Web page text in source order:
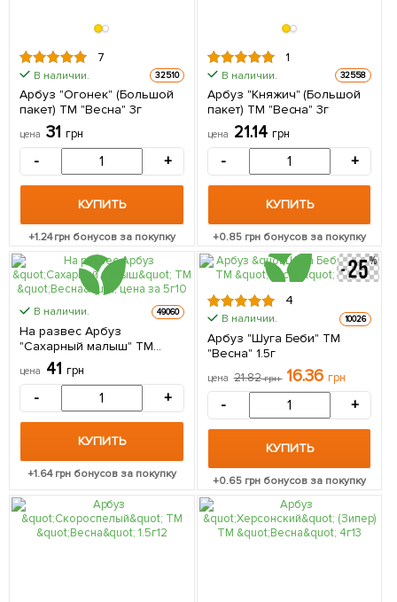
7
В наличии. 32510
Арбуз "Огонек" (Большой
пакет) ТМ "Весна" 3г
цена 31 грн
- +
КУПИТЬ
+1.24грн бонусов за покупку
1
В наличии. 32558
Арбуз "Княжич" (Большой
пакет) ТМ "Весна" 3г
цена 21.14 грн
- +
КУПИТЬ
+0.85 грн бонусов за покупку
В наличии. 49060
На развес Арбуз
"Сахарный малыш" ТМ
"Весна" цена за 5г
цена 41 грн
- +
КУПИТЬ
+1.64грн бонусов за покупку
4
В наличии. 10026
Арбуз "Шуга Беби" ТМ
"Весна" 1.5г
цена 21.82грн 16.36 грн
- +
КУПИТЬ
+0.65 грн бонусов за покупку